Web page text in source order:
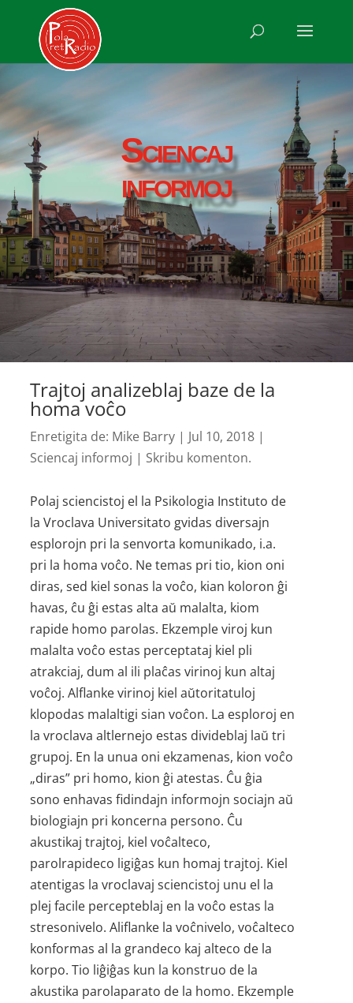
Sciencaj
informoj
Trajtoj analizeblaj baze de la
homa voĉo
Enretigita de: Mike Barry | Jul 10, 2018 |
Sciencaj informoj | Skribu komenton.
Polaj sciencistoj el la Psikologia Instituto de
la Vroclava Universitato gvidas diversajn
esplorojn pri la senvorta komunikado, i.a.
pri la homa voĉo. Ne temas pri tio, kion oni
diras, sed kiel sonas la voĉo, kian koloron ĝi
havas, ĉu ĝi estas alta aŭ malalta, kiom
rapide homo parolas. Ekzemple viroj kun
malalta voĉo estas perceptataj kiel pli
atrakciaj, dum al ili plaĉas virinoj kun altaj
voĉoj. Alflanke virinoj kiel aŭtoritatuloj
klopodas malaltigi sian voĉon. La esploroj en
la vroclava altlernejo estas divideblaj laŭ tri
grupoj. En la unua oni ekzamenas, kion voĉo
„diras” pri homo, kion ĝi atestas. Ĉu ĝia
sono enhavas fidindajn informojn sociajn aŭ
biologiajn pri koncerna persono. Ĉu
akustikaj trajtoj, kiel voĉalteco,
parolrapideco ligiĝas kun homaj trajtoj. Kiel
atentigas la vroclavaj sciencistoj unu el la
plej facile percepteblaj en la voĉo estas la
stresonivelo. Aliflanke la voĉnivelo, voĉalteco
konformas al la grandeco kaj alteco de la
korpo. Tio liĝiĝas kun la konstruo de la
akustika parolaparato de la homo. Ekzemple